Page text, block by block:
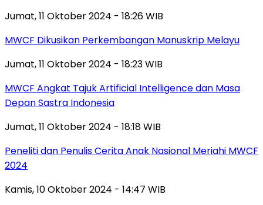
Jumat, 11 Oktober 2024 - 18:26 WIB
MWCF Dikusikan Perkembangan Manuskrip Melayu
Jumat, 11 Oktober 2024 - 18:23 WIB
MWCF Angkat Tajuk Artificial Intelligence dan Masa
Depan Sastra Indonesia
Jumat, 11 Oktober 2024 - 18:18 WIB
Peneliti dan Penulis Cerita Anak Nasional Meriahi MWCF
2024
Kamis, 10 Oktober 2024 - 14:47 WIB